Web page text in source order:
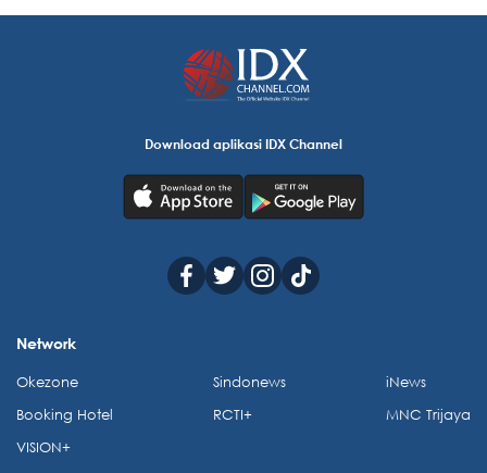
Download aplikasi IDX Channel
Network
Okezone
Booking Hotel
VISION+
Sindonews
RCTI+
iNews
MNC Trijaya